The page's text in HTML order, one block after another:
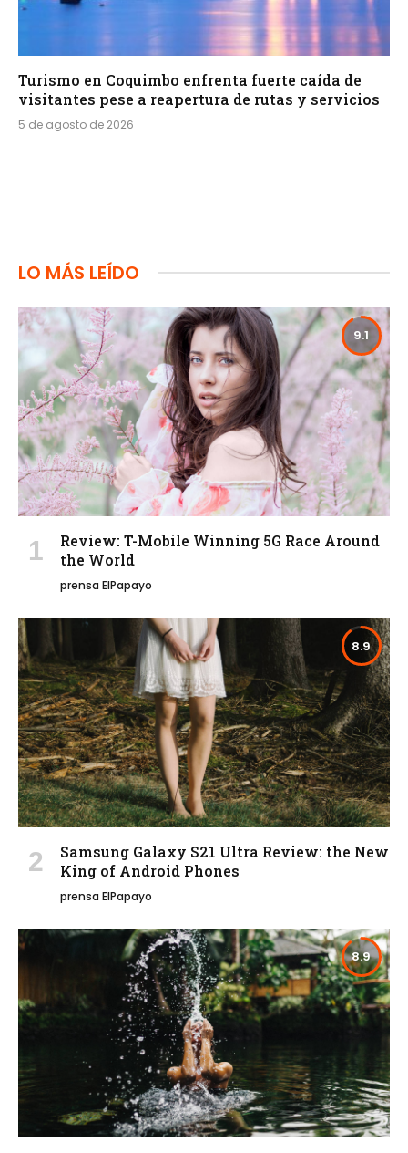
Turismo en Coquimbo enfrenta fuerte caída de
visitantes pese a reapertura de rutas y servicios
5 de agosto de 2026
LO MÁS LEÍDO
9.1
Review: T-Mobile Winning 5G Race Around
the World
prensa ElPapayo
8.9
Samsung Galaxy S21 Ultra Review: the New
King of Android Phones
prensa ElPapayo
8.9